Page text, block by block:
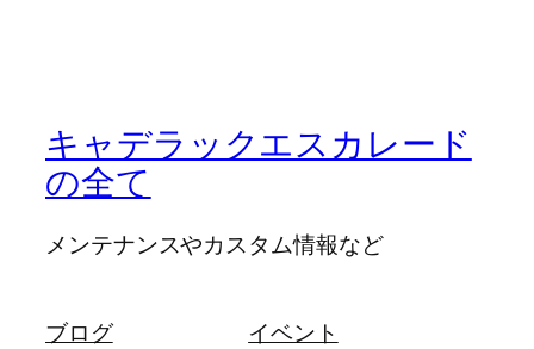
キャデラックエスカレード
の全て
メンテナンスやカスタム情報など
ブログ
イベント